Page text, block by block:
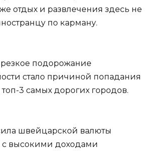
отдых и развлечения здесь не
по карману.
подорожание
стало причиной попадания
топ-3 самых дорогих городов.
швейцарской валюты
с высокими доходами